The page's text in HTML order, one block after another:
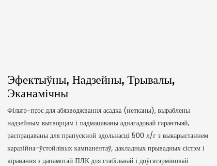
Эфектыўны, Надзейны, Трывалы,
Эканамічны
Фільтр-прэс для абязводжвання асадка (нетканы), выраблены
надзейным вытворцам і падмацаваны аднагадовай гарантыяй,
распрацаваны для прапускной здольнасці 500 л/г з выкарыстаннем
каразійна-ўстойлівых кампанентаў, дакладных прывадных сістэм і
кіравання з дапамогай ПЛК для стабільнай і доўгатэрміновай